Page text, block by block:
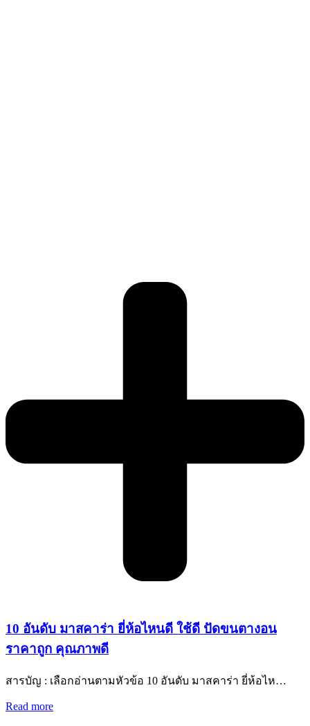
10 อันดับ มาสคาร่า ยี่ห้อไหนดี ใช้ดี ปัดขนตางอน
ราคาถูก คุณภาพดี
สารบัญ : เลือกอ่านตามหัวข้อ 10 อันดับ มาสคาร่า ยี่ห้อไห…
Read more